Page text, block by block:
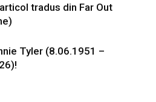
tradus din Far Out
Tyler (8.06.1951 –